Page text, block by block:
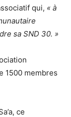
qui, « à
sa SND 30. »
1500 membres
ce